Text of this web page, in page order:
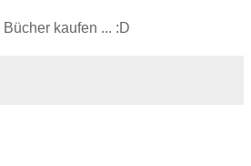
kaufen ... :D